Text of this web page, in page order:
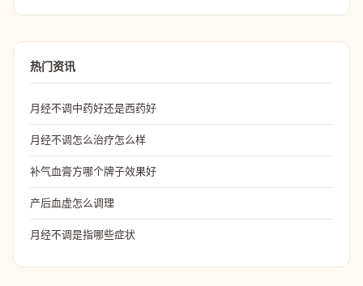
热门资讯
月经不调中药好还是西药好
月经不调怎么治疗怎么样
补气血膏方哪个牌子效果好
产后血虚怎么调理
月经不调是指哪些症状